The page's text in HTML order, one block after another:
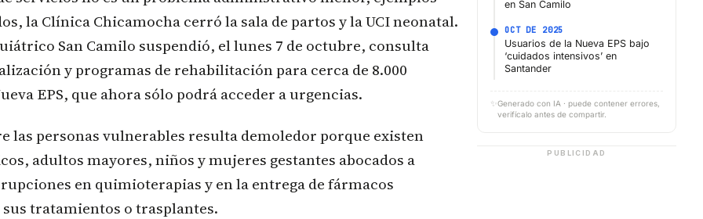
la Clínica Chicamocha cerró la sala de partos y la UCI neonatal.
San Camilo suspendió, el lunes 7 de octubre, consulta
y programas de rehabilitación para cerca de 8.000
EPS, que ahora sólo podrá acceder a urgencias.
las personas vulnerables resulta demoledor porque existen
adultos mayores, niños y mujeres gestantes abocados a
en quimioterapias y en la entrega de fármacos
sus tratamientos o trasplantes.
en San Camilo
OCT DE 2025
Usuarios de la Nueva EPS bajo
‘cuidados intensivos’ en
Santander
✨ Generado con IA · puede contener errores,
verifícalo antes de compartir.
PUBLICIDAD